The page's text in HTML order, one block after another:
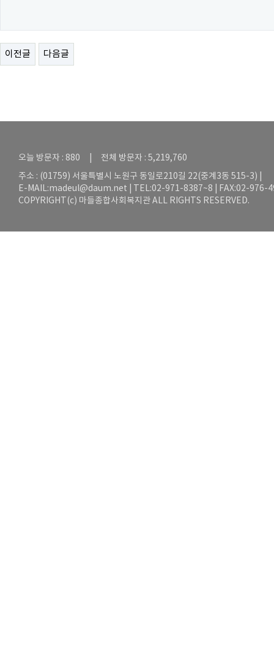
이전글 다음글
오늘 방문자 : 880 | 전체 방문자 : 5,219,760
주소 : (01759) 서울특별시 노원구 동일로210길 22(중계3동 515-3) |
E-MAIL:madeul@daum.net | TEL:02-971-8387~8 | FAX:02-976-
COPYRIGHT(c) 마들종합사회복지관 ALL RIGHTS RESERVED.